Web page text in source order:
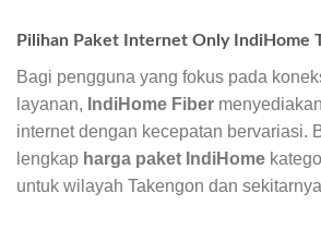
Pilihan Paket Internet Only IndiHome
Bagi pengguna yang fokus pada
layanan, IndiHome Fiber
internet dengan kecepatan bervariasi.
lengkap harga paket IndiHome
untuk wilayah Takengon dan